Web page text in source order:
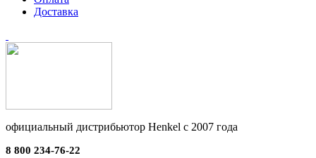
Доставка
официальный дистрибьютор Henkel с 2007 года
8 800 234-76-22